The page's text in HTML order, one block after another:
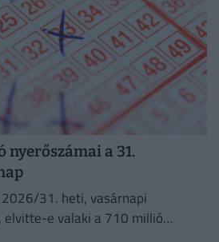
nyerőszámai a 31.
31. heti, vasárnapi
elvitte-e valaki a 710 millió